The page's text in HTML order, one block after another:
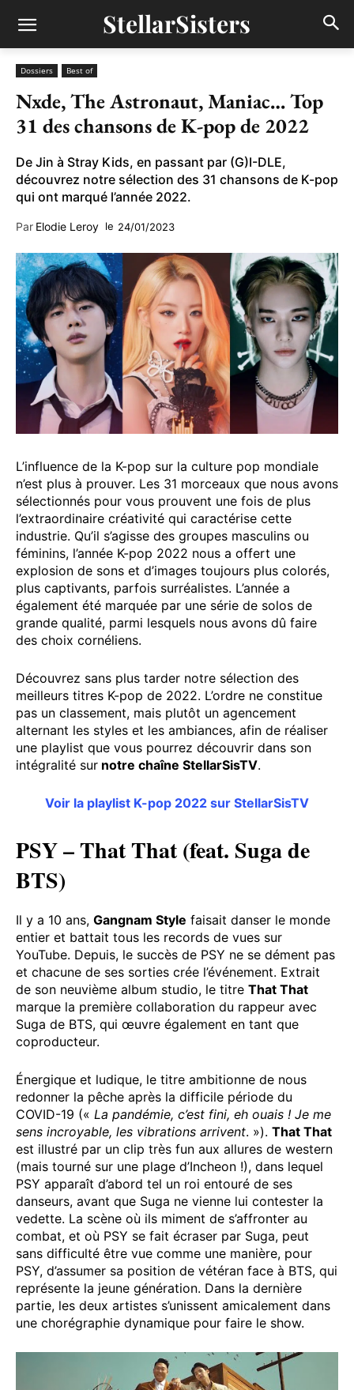
StellarSisters
Dossiers Best of
Nxde, The Astronaut, Maniac… Top
31 des chansons de K-pop de 2022
De Jin à Stray Kids, en passant par (G)I-DLE,
découvrez notre sélection des 31 chansons de K-pop
qui ont marqué l’année 2022.
Par Elodie Leroy le 24/01/2023
L’influence de la K-pop sur la culture pop mondiale
n’est plus à prouver. Les 31 morceaux que nous avons
sélectionnés pour vous prouvent une fois de plus
l’extraordinaire créativité qui caractérise cette
industrie. Qu’il s’agisse des groupes masculins ou
féminins, l’année K-pop 2022 nous a offert une
explosion de sons et d’images toujours plus colorés,
plus captivants, parfois surréalistes. L’année a
également été marquée par une série de solos de
grande qualité, parmi lesquels nous avons dû faire
des choix cornéliens.
Découvrez sans plus tarder notre sélection des
meilleurs titres K-pop de 2022. L’ordre ne constitue
pas un classement, mais plutôt un agencement
alternant les styles et les ambiances, afin de réaliser
une playlist que vous pourrez découvrir dans son
intégralité sur notre chaîne StellarSisTV.
Voir la playlist K-pop 2022 sur StellarSisTV
PSY – That That (feat. Suga de
BTS)
Il y a 10 ans, Gangnam Style faisait danser le monde
entier et battait tous les records de vues sur
YouTube. Depuis, le succès de PSY ne se dément pas
et chacune de ses sorties crée l’événement. Extrait
de son neuvième album studio, le titre That That
marque la première collaboration du rappeur avec
Suga de BTS, qui œuvre également en tant que
coproducteur.
Énergique et ludique, le titre ambitionne de nous
redonner la pêche après la difficile période du
COVID-19 (« La pandémie, c’est fini, eh ouais ! Je me
sens incroyable, les vibrations arrivent. »). That That
est illustré par un clip très fun aux allures de western
(mais tourné sur une plage d’Incheon !), dans lequel
PSY apparaît d’abord tel un roi entouré de ses
danseurs, avant que Suga ne vienne lui contester la
vedette. La scène où ils miment de s’affronter au
combat, et où PSY se fait écraser par Suga, peut
sans difficulté être vue comme une manière, pour
PSY, d’assumer sa position de vétéran face à BTS, qui
représente la jeune génération. Dans la dernière
partie, les deux artistes s’unissent amicalement dans
une chorégraphie dynamique pour faire le show.